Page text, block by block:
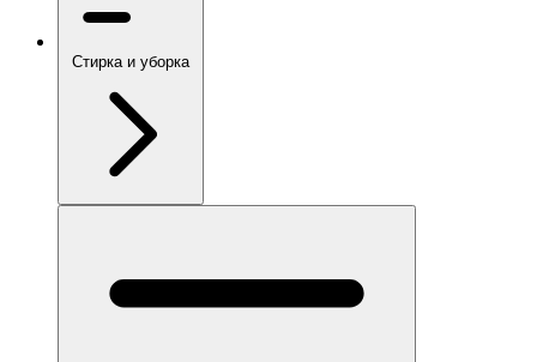
Стирка и уборка